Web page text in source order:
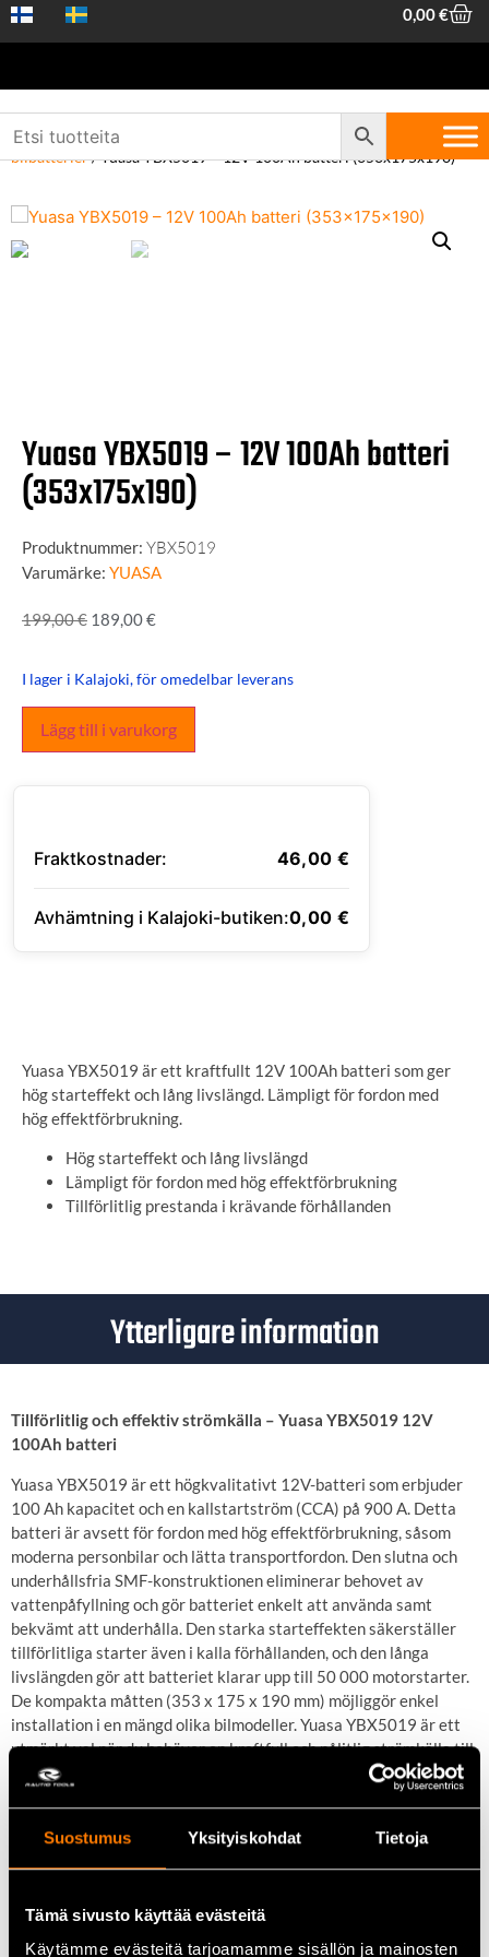
Suostumus Yksityiskohdat Tietoja
Tämä sivusto käyttää evästeitä
Käytämme evästeitä tarjoamamme sisällön ja mainosten
0,00€
Hem /Fordonstillbehör 12V fordonsbatterier
bilbatterier/ Yuasa YBX5019 – 12V 100Ah batteri (353x175x190)
Yuasa YBX5019 – 12V 100Ah batteri
(353x175x190)
Produktnummer: YBX5019
Varumärke: YUASA
199,00€ 189,00€
I lager i Kalajoki, för omedelbar leverans
Lägg till i varukorg
Fraktkostnader: 46,00 €
Avhämtning i Kalajoki-butiken:0,00 €
Yuasa YBX5019 är ett kraftfullt 12V 100Ah batteri som ger
hög starteffekt och lång livslängd. Lämpligt för fordon med
hög effektförbrukning.
Hög starteffekt och lång livslängd
Lämpligt för fordon med hög effektförbrukning
Tillförlitlig prestanda i krävande förhållanden
Ytterligare information
Tillförlitlig och effektiv strömkälla – Yuasa YBX5019 12V
100Ah batteri
Yuasa YBX5019 är ett högkvalitativt 12V-batteri som erbjuder
100 Ah kapacitet och en kallstartström (CCA) på 900 A. Detta
batteri är avsett för fordon med hög effektförbrukning, såsom
moderna personbilar och lätta transportfordon. Den slutna och
underhållsfria SMF-konstruktionen eliminerar behovet av
vattenpåfyllning och gör batteriet enkelt att använda samt
bekvämt att underhålla. Den starka starteffekten säkerställer
tillförlitliga starter även i kalla förhållanden, och den långa
livslängden gör att batteriet klarar upp till 50 000 motorstarter.
De kompakta måtten (353 x 175 x 190 mm) möjliggör enkel
installation i en mängd olika bilmodeller. Yuasa YBX5019 är ett
utmärkt val när du behöver en kraftfull och pålitlig strömkälla till
ditt fordon.
förhållanden
Lång livslängd – klarar upp till 50 000 starter